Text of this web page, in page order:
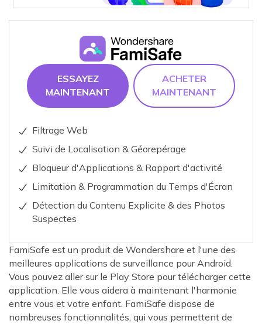
ESSAYEZ
MAINTENANT
ACHETER
MAINTENANT
Filtrage Web
Suivi de Localisation & Géorepérage
Bloqueur d'Applications & Rapport d'activité
Limitation & Programmation du Temps d'Écran
Détection du Contenu Explicite & des Photos
Suspectes
FamiSafe est un produit de Wondershare et l'une des
meilleures applications de surveillance pour Android.
Vous pouvez aller sur le Play Store pour télécharger cette
application. Elle vous aidera à maintenant l'harmonie
entre vous et votre enfant. FamiSafe dispose de
nombreuses fonctionnalités, qui vous permettent de